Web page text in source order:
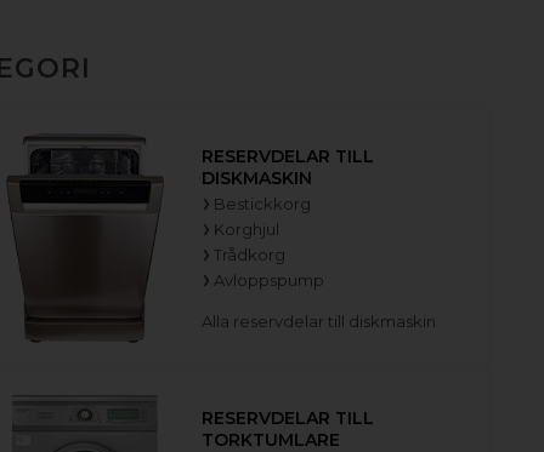
RESERVDELAR TILL
DISKMASKIN
Bestickkorg
Korghjul
Trådkorg
Avloppspump
Alla reservdelar till diskmaskin
RESERVDELAR TILL
TORKTUMLARE